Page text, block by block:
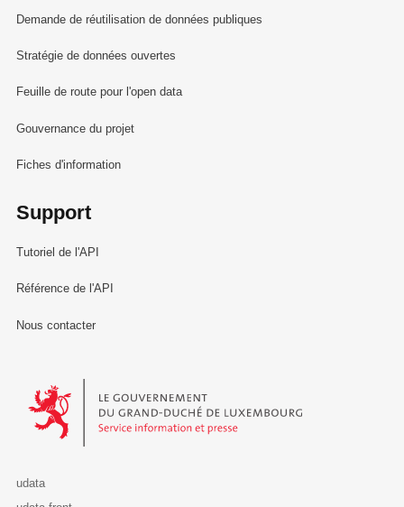
Demande de réutilisation de données publiques
Stratégie de données ouvertes
Feuille de route pour l'open data
Gouvernance du projet
Fiches d'information
Support
Tutoriel de l'API
Référence de l'API
Nous contacter
Le Gouvernement du Grand-Duché de Luxembourg - Service
udata